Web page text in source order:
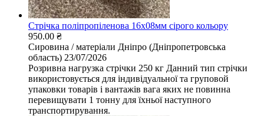
Стрічка поліпропіленова 16х08мм сірого кольору
950.00 ₴
Сировина / матеріали Дніпро (Дніпропетровська
область) 23/07/2026
Розривна нагрузка стрічки 250 кг Данний тип стрічки
використовується для індивідуальної та груповой
упаковки товарів і вантажів вага яких не повинна
перевищувати 1 тонну для їхньої наступного
транспортирування.